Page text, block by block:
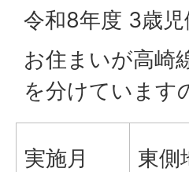
令和8年度 3歳児
お住まいが高崎
を分けています
実施月 東側